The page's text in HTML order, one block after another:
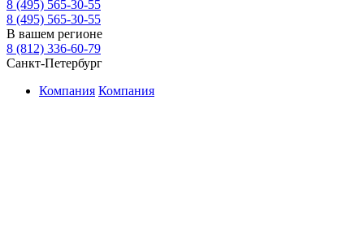
8 (495) 565-30-55
8 (495) 565-30-55
В вашем регионе
8 (812) 336-60-79
Санкт-Петербург
Компания Компания